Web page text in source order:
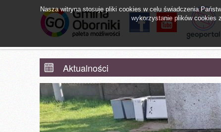
facebook Aktualności
Nasza witryna stosuje pliki cookies w celu świadczenia
wykorzystanie plików cookies